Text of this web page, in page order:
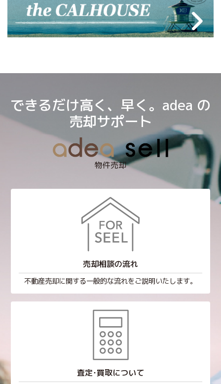
できるだけ高く、早く。adea の
売却サポート
物件売却
売却相談の流れ
不動産売却に関する一般的な流れをご説明いたします。
査定･買取について